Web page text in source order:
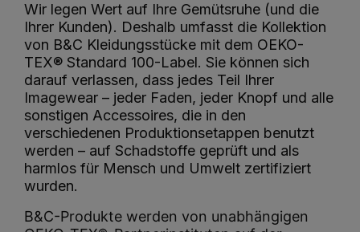
Wir legen Wert auf Ihre Gemütsruhe (und die
Ihrer Kunden). Deshalb umfasst die Kollektion
von B&C Kleidungsstücke mit dem OEKO-
TEX® Standard 100-Label. Sie können sich
darauf verlassen, dass jedes Teil Ihrer
Imagewear – jeder Faden, jeder Knopf und alle
sonstigen Accessoires, die in den
verschiedenen Produktionsetappen benutzt
werden – auf Schadstoffe geprüft und als
harmlos für Mensch und Umwelt zertifiziert
wurden.
B&C-Produkte werden von unabhängigen